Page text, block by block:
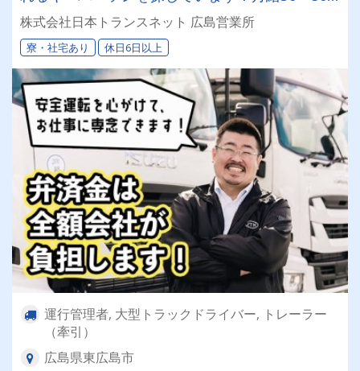
万円◎ドライバー経験があれば運行管理未経験の
方でもＯＫ！
株式会社日本トランスネット 広島営業所
寮・社宅あり 休日6日以上
運行管理者, 大型トラックドライバー, トレーラー
（牽引）
広島県東広島市